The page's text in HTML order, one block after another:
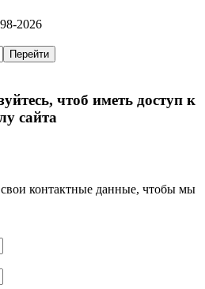
2026
чтоб иметь доступ к
сайта
контактные данные, чтобы мы